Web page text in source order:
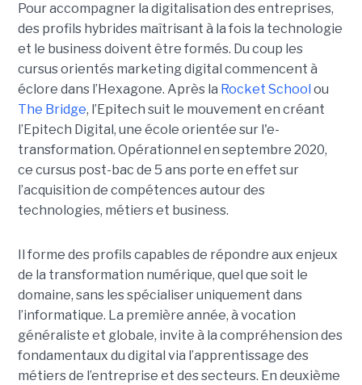
Pour accompagner la digitalisation des entreprises,
des profils hybrides maîtrisant à la fois la technologie
et le business doivent être formés. Du coup les
cursus orientés marketing digital commencent à
éclore dans l’Hexagone. Après la Rocket School ou
The Bridge, l’Epitech suit le mouvement en créant
l’Epitech Digital, une école orientée sur l'e-
transformation. Opérationnel en septembre 2020,
ce cursus post-bac de 5 ans porte en effet sur
l’acquisition de compétences autour des
technologies, métiers et business.
Il forme des profils capables de répondre aux enjeux
de la transformation numérique, quel que soit le
domaine, sans les spécialiser uniquement dans
l’informatique. La première année, à vocation
généraliste et globale, invite à la compréhension des
fondamentaux du digital via l’apprentissage des
métiers de l’entreprise et des secteurs. En deuxième